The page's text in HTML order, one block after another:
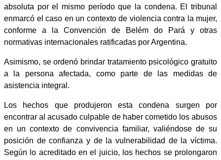
absoluta por el mismo período que la condena. El tribunal
enmarcó el caso en un contexto de violencia contra la mujer,
conforme a la Convención de Belém do Pará y otras
normativas internacionales ratificadas por Argentina.
Asimismo, se ordenó brindar tratamiento psicológico gratuito
a la persona afectada, como parte de las medidas de
asistencia integral.
Los hechos que produjeron esta condena surgen por
encontrar al acusado culpable de haber cometido los abusos
en un contexto de convivencia familiar, valiéndose de su
posición de confianza y de la vulnerabilidad de la víctima.
Según lo acreditado en el juicio, los hechos se prolongaron